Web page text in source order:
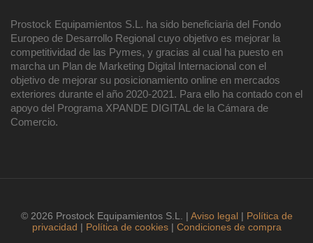
Prostock Equipamientos S.L. ha sido beneficiaria del Fondo
Europeo de Desarrollo Regional cuyo objetivo es mejorar la
competitividad de las Pymes, y gracias al cual ha puesto en
marcha un Plan de Marketing Digital Internacional con el
objetivo de mejorar su posicionamiento online en mercados
exteriores durante el año 2020-2021. Para ello ha contado con el
apoyo del Programa XPANDE DIGITAL de la Cámara de
Comercio.
© 2026 Prostock Equipamientos S.L. | Aviso legal| Política de
privacidad | Política de cookies| Condiciones de compra